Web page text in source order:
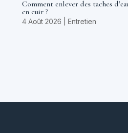
Comment enlever des taches
en cuir ?
4 Août 2026 Entretien